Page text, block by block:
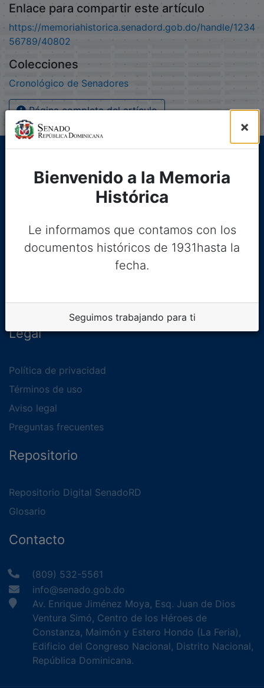
Enlace para compartir este artículo
https://memoriahistorica.senadord.gob.do/handle/1234
56789/40802
Colecciones
Cronológico de Senadores
Página completa del artículo
Legal
Política de privacidad
Términos de uso
Aviso legal
Preguntas frecuentes
Repositorio
Repositorio Digital SenadoRD
Glosario
Contacto
(809) 532-5561
info@senado.gob.do
Av. Enrique Jiménez Moya, Esq. Juan de Dios
Ventura Simó, Centro de los Héroes de
Constanza, Maimón y Estero Hondo (La Feria),
Edificio del Congreso Nacional, Distrito Nacional,
República Dominicana.
×
Bienvenido a la Memoria
Histórica
Le informamos que contamos con los
documentos históricos de 1931hasta la
fecha.
Seguimos trabajando para ti